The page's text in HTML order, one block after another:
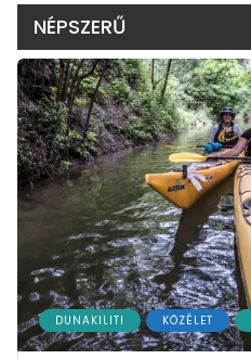
NÉPSZERŰ
DUNAKILITI KÖZÉLET